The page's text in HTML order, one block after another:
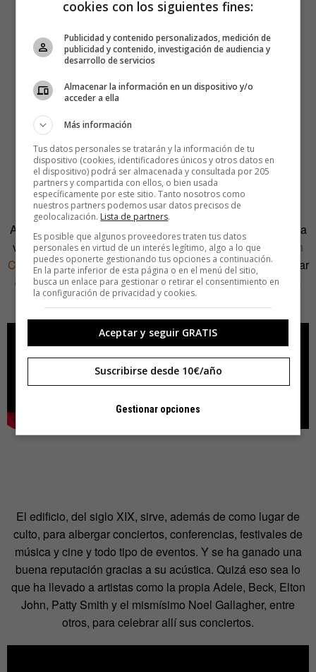
Aquí se viene a rezar (y a
cantar)
A Dios rogando y con la guitarra dando, podría ser la nueva
versión del refrán cuando se piensa en la iglesia de
Union
Chapel, en Islington (Londres). Aquí lo mismo vienes a rezar
que a escuchar a Adele, que también suena divina, como
tus oraciones.
El edificio, del siglo XIX, sirve, además de como lugar de
culto, para albergar conciertos, conferencias, festivales de
música y cine y todo tipo de eventos. Y se ha ganado una
buena reputación gracias a su acústica. Quizá eso sea lo
que ha llevado a artistas como la propia Adele, Beck, Elton
John, Patty Smith y el mismísimo Noel Gallagher, entre
otros, para celebrar allí sus conciertos.
cookies con los siguientes fines:
Publicidad y contenido personalizados, medición de
publicidad y contenido, investigación de audiencia y
desarrollo de servicios
Almacenar la información en un dispositivo y/o
acceder a ella
Más información
Tus datos personales se tratarán y la información de tu
dispositivo (cookies, identificadores únicos y otros datos en
el dispositivo) podrá ser almacenada y consultada por 205
partners y compartida con ellos, o bien usada
específicamente por este sitio. Tanto nosotros como
nuestros partners podemos usar datos precisos de
geolocalización. Lista de partners.
Es posible que algunos proveedores traten tus datos
personales en virtud de un interés legítimo, algo a lo que
puedes oponerte gestionando tus opciones a continuación.
En la parte inferior de esta página o en el menú del sitio,
busca un enlace para gestionar o retirar el consentimiento en
la configuración de privacidad y cookies.
Aceptar y seguir GRATIS
Suscribirse desde 10€/año
Gestionar opciones